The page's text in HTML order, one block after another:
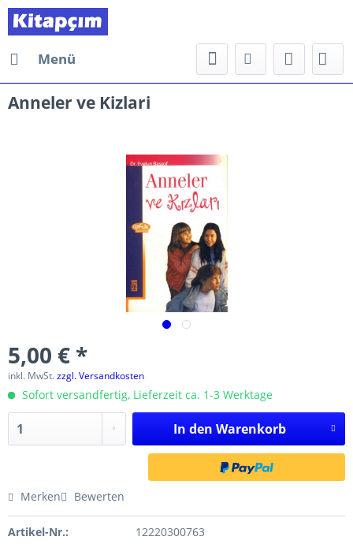
Menü
Anneler ve Kizlari
5,00 € *
inkl. MwSt.zzgl. Versandkosten
Sofort versandfertig, Lieferzeit ca. 1-3 Werktage
In den Warenkorb
Merken Bewerten
Artikel-Nr.: 12220300763